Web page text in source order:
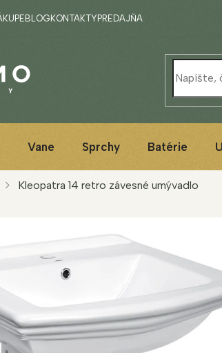
BLOG KONTAKTY PREDAJŇA
Vane Sprchy Batérie
Kleopatra 14 retro závesné umývadlo